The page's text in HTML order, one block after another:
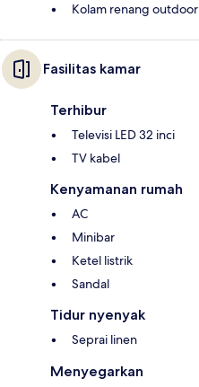
Kolam renang outdoor
Fasilitas kamar
Terhibur
Televisi LED 32 inci
TV kabel
Kenyamanan rumah
AC
Minibar
Ketel listrik
Sandal
Tidur nyenyak
Seprai linen
Menyegarkan